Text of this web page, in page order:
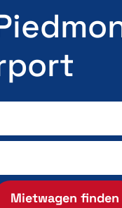
Mietwagen finden